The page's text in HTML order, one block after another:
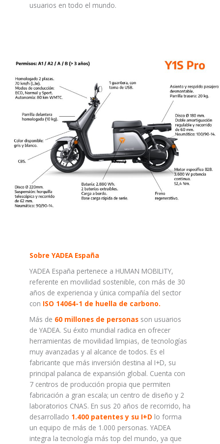
usuarios en todo el mundo.
Sobre YADEA España
YADEA España pertenece a HUMAN MOBILITY,
referente en movilidad sostenible, con más de 30
años de experiencia y única compañía del sector
con ISO 14064-1 de huella de carbono.
Más de 60 millones de personas son usuarios
de YADEA. Su éxito mundial radica en ofrecer
herramientas de movilidad limpias, de tecnologías
muy avanzadas y al alcance de todos. Es el
fabricante que más inversión destina al I+D, su
principal palanca de expansión global. Cuenta con
7 centros de producción propia que permiten
fabricación a gran escala; un centro de diseño y 2
laboratorios CNAS. En sus 20 años de recorrido, ha
desarrollado 1.400 patentes y su I+D lo forma
un equipo de más de 1.000 personas. YADEA
integra la tecnología más top del mundo, ya que